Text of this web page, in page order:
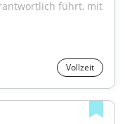
führt, mit
Vollzeit